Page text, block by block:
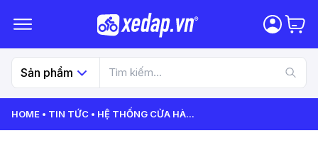
Sản phẩm
HOME TIN TỨC HỆ THỐNG CỬA HÀ...